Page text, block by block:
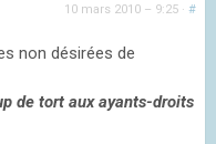
10 mars 2010 – 9:25 · #
non désirées de
de tort aux ayants-droits